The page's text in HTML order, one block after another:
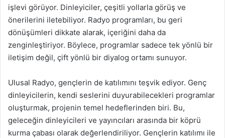
işlevi görüyor. Dinleyiciler, çeşitli yollarla görüş ve
önerilerini iletebiliyor. Radyo programları, bu geri
dönüşümleri dikkate alarak, içeriğini daha da
zenginleştiriyor. Böylece, programlar sadece tek yönlü bir
iletişim değil, çift yönlü bir diyalog ortamı sunuyor.
Ulusal Radyo, gençlerin de katılımını teşvik ediyor. Genç
dinleyicilerin, kendi seslerini duyurabilecekleri programlar
oluşturmak, projenin temel hedeflerinden biri. Bu,
geleceğin dinleyicileri ve yayıncıları arasında bir köprü
kurma çabası olarak değerlendiriliyor. Gençlerin katılımı ile